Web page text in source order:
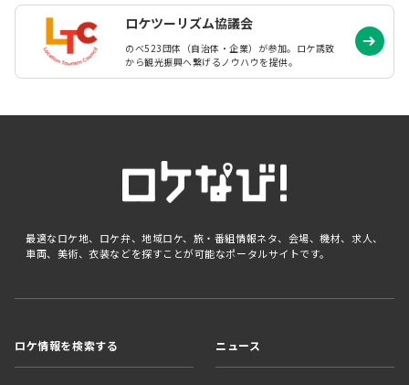
ロケツーリズム協議会
のべ523団体（自治体・企業）が参加。ロケ誘致
から観光振興へ繋げるノウハウを提供。
最適なロケ地、ロケ弁、地域ロケ、旅・番組情報ネタ、会場、機材、求人、
車両、美術、衣装などを探すことが可能なポータルサイトです。
ロケ情報を検索する ニュース